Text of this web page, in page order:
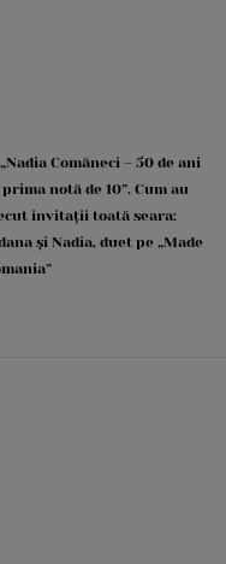
Comăneci – 50 de ani
notă de 10”. Cum au
invitații toată seara:
și Nadia, duet pe „Made